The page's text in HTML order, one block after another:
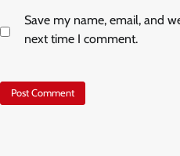
Save my name, email, and
next time I comment.